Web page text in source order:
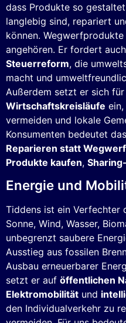
dass Produkte so
langlebig sind, repariert
können.
angehören. Er fordert
Steuerreform, die
macht und
Außerdem setzt er sich für
Wirtschaftskreisläufe
vermeiden und lokale
Konsumenten bedeutet
Reparieren statt
Produkte kaufen,
Energie und
Tiddens ist ein Verfechter
Sonne, Wind, Wasser,
unbegrenzt saubere
Ausstieg aus fossilen
Ausbau erneuerbarer
setzt er auf öffentlichen
Elektromobilität und
den Individualverkehr zu